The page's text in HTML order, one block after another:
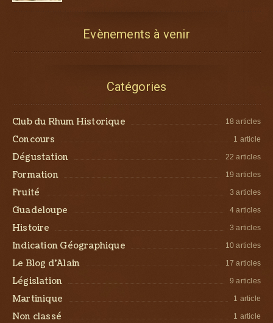
Evènements à venir
Catégories
18 articles
Club du Rhum Historique
1 article
Concours
22 articles
Dégustation
19 articles
Formation
3 articles
Fruité
4 articles
Guadeloupe
3 articles
Histoire
10 articles
Indication Géographique
17 articles
Le Blog d’Alain
9 articles
Législation
1 article
Martinique
1 article
Non classé